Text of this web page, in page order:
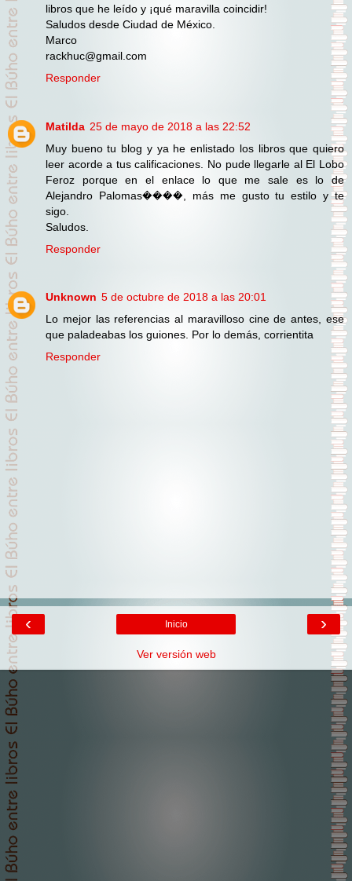
libros que he leído y ¡qué maravilla coincidir!
Saludos desde Ciudad de México.
Marco
rackhuc@gmail.com
Responder
Matilda 25 de mayo de 2018 a las 22:52
Muy bueno tu blog y ya he enlistado los libros que quiero
leer acorde a tus calificaciones. No pude llegarle al El Lobo
Feroz porque en el enlace lo que me sale es lo de
Alejandro Palomas����, más me gusto tu estilo y te
sigo.
Saludos.
Responder
Unknown 5 de octubre de 2018 a las 20:01
Lo mejor las referencias al maravilloso cine de antes, ese
que paladeabas los guiones. Por lo demás, corrientita
Responder
‹ ›
Inicio
Ver versión web